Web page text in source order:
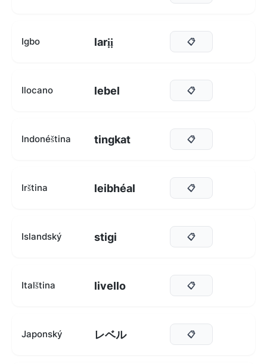
Igbo larịị 📋
Ilocano lebel 📋
Indonéština tingkat 📋
Irština leibhéal 📋
Islandský stigi 📋
Italština livello 📋
Japonský レベル 📋